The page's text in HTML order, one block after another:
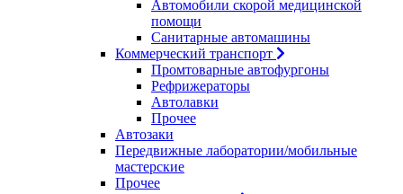
Автомобили скорой медицинской
помощи
Санитарные автомашины
Коммерческий транспорт
Промтоварные автофургоны
Рефрижераторы
Автолавки
Прочее
Автозаки
Передвижные лаборатории/мобильные
мастерские
Прочее